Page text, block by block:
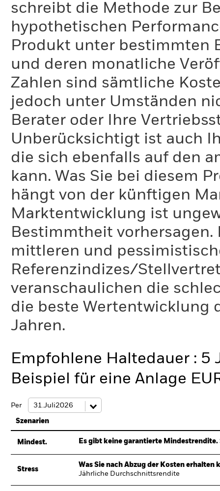
schreibt die Methode zur
hypothetischen
Produkt unter bestimmten
und deren monatliche
Zahlen sind sämtliche
jedoch unter Umständen
Berater oder Ihre
Unberücksichtigt ist auch
die sich ebenfalls auf den
kann. Was Sie bei diesem
hängt von der künftigen
Marktentwicklung ist
Bestimmtheit
mittleren und
Referenzindizes/
veranschaulichen die
die beste Wertentwicklung
Jahren.
Empfohlene Haltedauer : 5
Beispiel für eine Anlage
Per
Szenarien
Mindest. Es gibt keine garantierte
Stress
Was Sie nach Abzug der Kosten erhalten
Jährliche Durchschnittsrendite